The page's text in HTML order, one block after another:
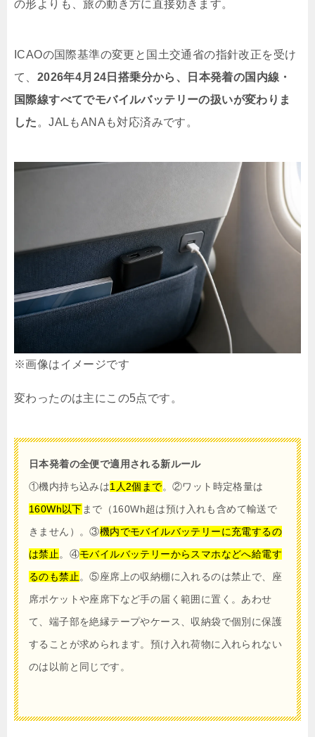
の形よりも、旅の動き方に直接効きます。
ICAOの国際基準の変更と国土交通省の指針改正を受け
て、 2026年4月24日搭乗分から、日本発着の国内線・
国際線すべてでモバイルバッテリーの扱いが変わりま
した 。JALもANAも対応済みです。
※画像はイメージです
変わったのは主にこの5点です。
日本発着の全便で適用される新ルール
①機内持ち込みは1人2個まで。②ワット時定格量は
160Wh以下 まで（160Wh超は預け入れも含めて輸送で
きません）。③機内でモバイルバッテリーに充電するの
は禁止 。④モバイルバッテリーからスマホなどへ給電す
るのも禁止 。⑤座席上の収納棚に入れるのは禁止で、座
席ポケットや座席下など手の届く範囲に置く。あわせ
て、端子部を絶縁テープやケース、収納袋で個別に保護
することが求められます。預け入れ荷物に入れられない
のは以前と同じです。